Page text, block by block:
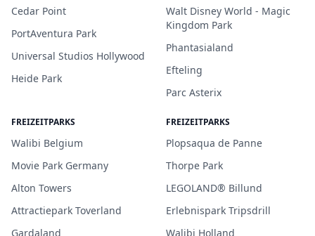
Cedar Point
PortAventura Park
Universal Studios Hollywood
Heide Park
Walt Disney World - Magic
Kingdom Park
Phantasialand
Efteling
Parc Asterix
FREIZEITPARKS
Walibi Belgium
Movie Park Germany
Alton Towers
Attractiepark Toverland
Gardaland
FREIZEITPARKS
Plopsaqua de Panne
Thorpe Park
LEGOLAND® Billund
Erlebnispark Tripsdrill
Walibi Holland